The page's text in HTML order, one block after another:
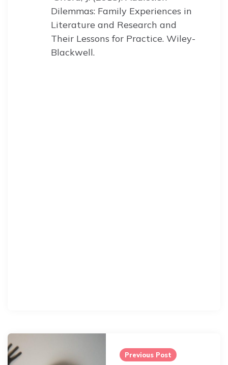
Dilemmas: Family Experiences in
Literature and Research and
Their Lessons for Practice. Wiley-
Blackwell.
Post
navigation
Previous Post